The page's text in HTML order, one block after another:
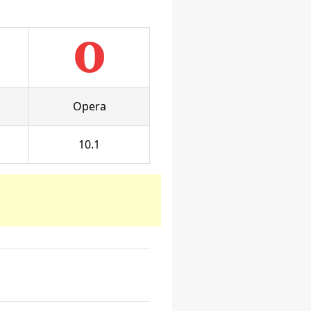
Opera
10.1